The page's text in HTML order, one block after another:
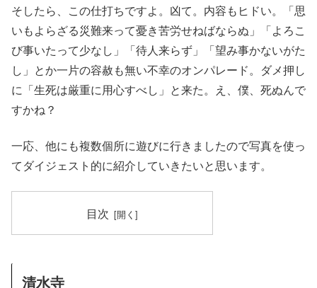
そしたら、この仕打ちですよ。凶て。内容もヒドい。「思
いもよらざる災難来って憂き苦労せねばならぬ」「よろこ
び事いたって少なし」「待人来らず」「望み事かないがた
し」とか一片の容赦も無い不幸のオンパレード。ダメ押し
に「生死は厳重に用心すべし」と来た。え、僕、死ぬんで
すかね？
一応、他にも複数個所に遊びに行きましたので写真を使っ
てダイジェスト的に紹介していきたいと思います。
目次
清水寺